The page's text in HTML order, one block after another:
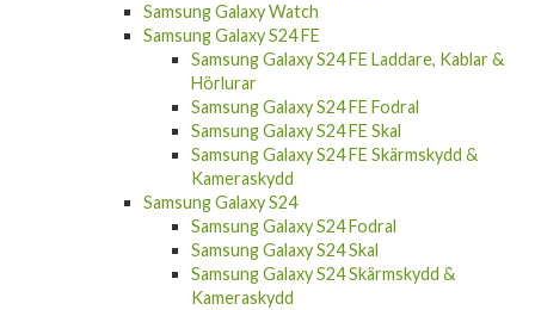
Samsung Galaxy Watch
Samsung Galaxy S24 FE
Samsung Galaxy S24 FE Laddare, Kablar &
Hörlurar
Samsung Galaxy S24 FE Fodral
Samsung Galaxy S24 FE Skal
Samsung Galaxy S24 FE Skärmskydd &
Kameraskydd
Samsung Galaxy S24
Samsung Galaxy S24 Fodral
Samsung Galaxy S24 Skal
Samsung Galaxy S24 Skärmskydd &
Kameraskydd